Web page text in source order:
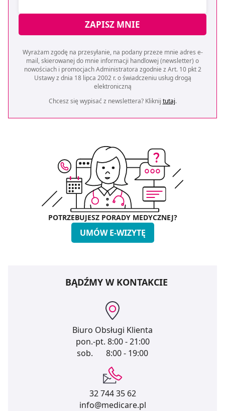
ZAPISZ MNIE
Wyrażam zgodę na przesyłanie, na podany przeze mnie adres e-
mail, skierowanej do mnie informacji handlowej (newsletter) o
nowościach i promocjach Administratora zgodnie z Art. 10 pkt 2
Ustawy z dnia 18 lipca 2002 r. o świadczeniu usług drogą
elektroniczną
Chcesz się wypisać z newslettera? Kliknij tutaj.
POTRZEBUJESZ PORADY MEDYCZNEJ?
UMÓW E-WIZYTĘ
BĄDŹMY W KONTAKCIE
Biuro Obsługi Klienta
pon.-pt. 8:00 - 21:00
sob.
8:00 - 19:00
32 744 35 62
info@medicare.pl